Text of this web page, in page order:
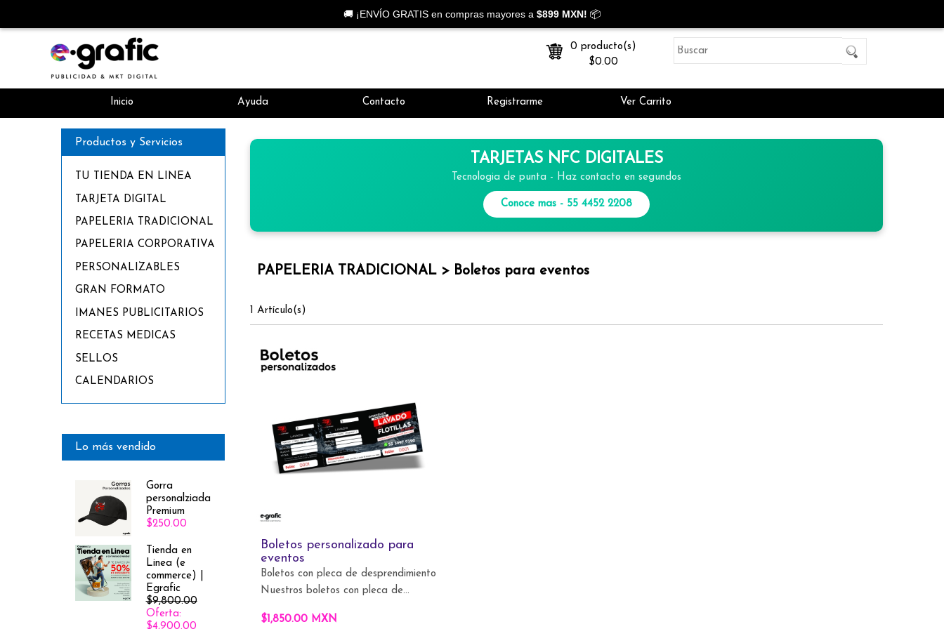
🚚 ¡ENVÍO GRATIS en compras mayores a $899 MXN! 📦
0 producto(s)
$0.00
Inicio Ayuda Contacto Registrarme Ver Carrito
Productos y Servicios
TU TIENDA EN LINEA
TARJETA DIGITAL
PAPELERIA TRADICIONAL
PAPELERIA CORPORATIVA
PERSONALIZABLES
GRAN FORMATO
IMANES PUBLICITARIOS
RECETAS MEDICAS
SELLOS
CALENDARIOS
Lo más vendido
Gorra
personalziada
Premium
$250.00
Tienda en
Linea (e
commerce) |
Egrafic
$9,800.00
Oferta:
$4,900.00
TARJETAS NFC DIGITALES
Tecnologia de punta - Haz contacto en segundos
Conoce mas - 55 4452 2208
PAPELERIA TRADICIONAL > Boletos para eventos
1 Artículo(s)
Boletos personalizado para
eventos
Boletos con pleca de desprendimiento
Nuestros boletos con pleca de...
$1,850.00 MXN